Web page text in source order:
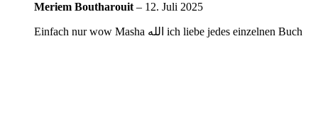
Meriem Boutharouit– 12. Juli 2025
Einfach nur wow Masha الله ich liebe jedes einzelnen Buch